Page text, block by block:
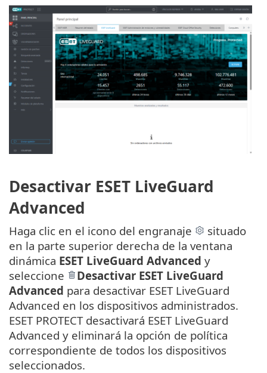
Desactivar ESET LiveGuard
Advanced
Haga clic en el icono del engranaje
situado
en la parte superior derecha de la ventana
dinámica ESET LiveGuard Advanced y
seleccione
Desactivar ESET LiveGuard
Advanced para desactivar ESET LiveGuard
Advanced en los dispositivos administrados.
ESET PROTECT desactivará ESET LiveGuard
Advanced y eliminará la opción de política
correspondiente de todos los dispositivos
seleccionados.